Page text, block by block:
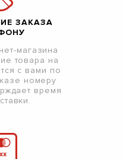
ЗАКАЗА
магазина
товара на
с вами по
номеру
время